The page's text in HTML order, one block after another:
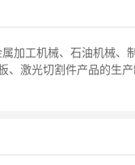
加工机械、石油机械、
激光切割件产品的生